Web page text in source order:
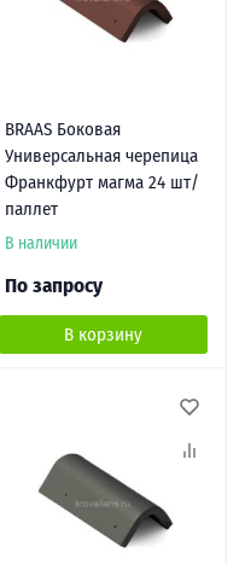
BRAAS Боковая
Универсальная черепица
Франкфурт магма 24 шт/
паллет
В наличии
По запросу
В корзину